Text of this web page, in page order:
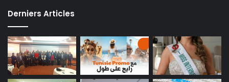
Derniers Articles